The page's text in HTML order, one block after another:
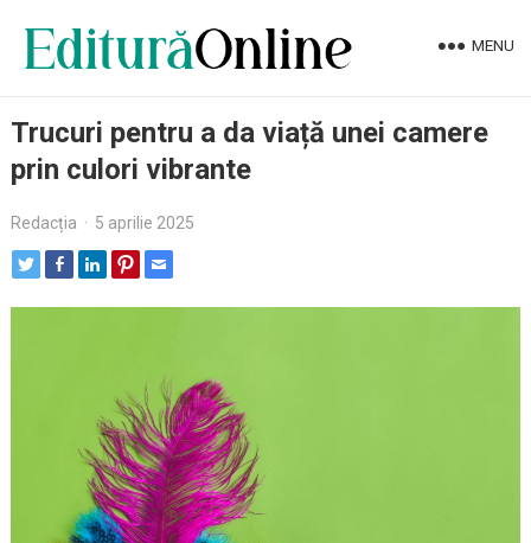
MENU
Trucuri pentru a da viață unei camere
prin culori vibrante
Redacția · 5 aprilie 2025